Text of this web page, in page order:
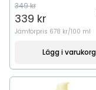
349 kr
339 kr
Jämförpris 678 kr/100 ml
Lägg i varukorg